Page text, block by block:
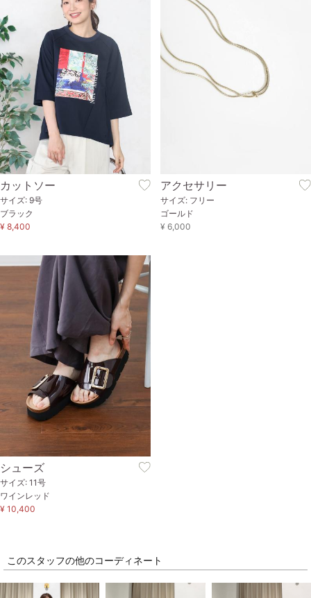
カットソー
サイズ: 9号
ブラック
¥ 8,400
アクセサリー
サイズ: フリー
ゴールド
¥ 6,000
シューズ
サイズ: 11号
ワインレッド
¥ 10,400
このスタッフの他のコーディネート